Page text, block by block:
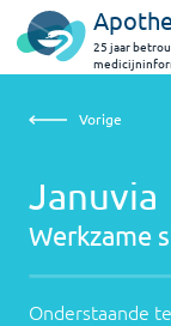
25 jaar
Januvia |Vorige
Januvia
Werkzame
Onderstaande